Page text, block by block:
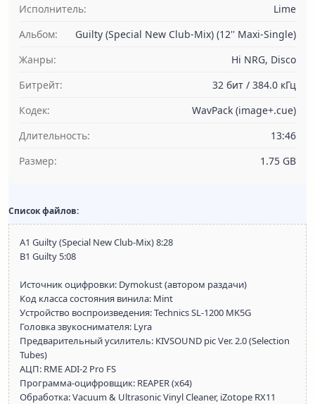
Исполнитель:
Lime
Альбом:
Guilty (Special New Club-Mix) (12'' Maxi-Single)
Жанры:
Hi NRG, Disco
Битрейт:
32 бит / 384.0 кГц
Кодек:
WavPack (image+.cue)
Длительность:
13:46
Размер:
1.75 GB
Список файлов:
A1 Guilty (Special New Club-Mix) 8:28
B1 Guilty 5:08
Источник оцифровки: Dymokust (автором раздачи)
Код класса состояния винила: Mint
Устройство воспроизведения: Technics SL-1200 MK5G
Головка звукоснимателя: Lyra
Предварительный усилитель: KIVSOUND pic Ver. 2.0 (Selection
Tubes)
АЦП: RME ADI-2 Pro FS
Программа-оцифровщик: REAPER (x64)
Обработка: Vacuum & Ultrasonic Vinyl Cleaner, iZotope RX11